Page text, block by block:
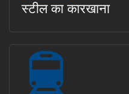
स्टील का कारखाना